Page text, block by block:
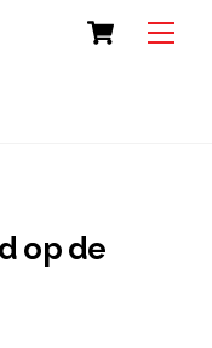
Cart
op de